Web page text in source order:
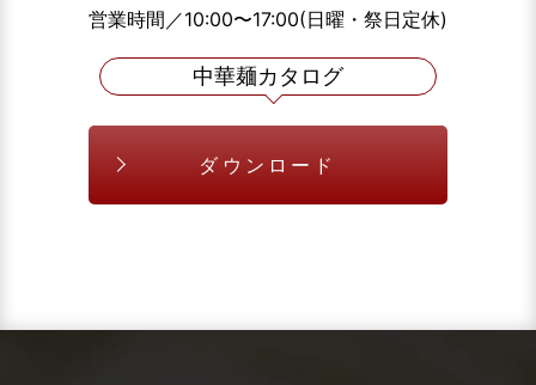
営業時間／10:00〜17:00(日曜・祭日定休)
中華麺カタログ
ダウンロード